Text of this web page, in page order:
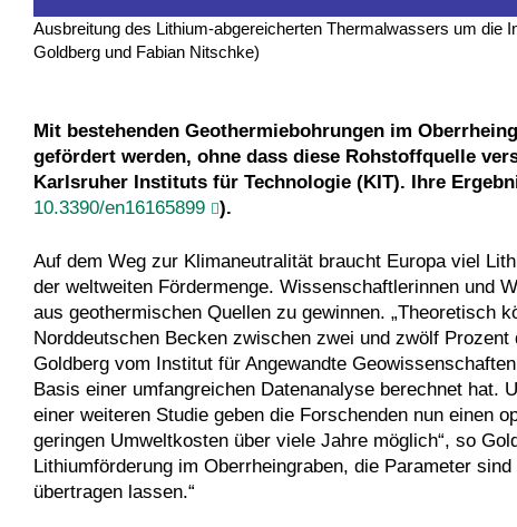
Ausbreitung des Lithium-abgereicherten Thermalwassers um die
Goldberg und Fabian Nitschke)
Mit bestehenden Geothermiebohrungen im
gefördert werden, ohne dass diese Rohstoffquelle
Karlsruher Instituts für Technologie (KIT). Ihre
10.3390/en16165899
).
Auf dem Weg zur Klimaneutralität braucht Europa viel
der weltweiten Fördermenge. Wissenschaftlerinnen und
aus geothermischen Quellen zu gewinnen. „Theoretisch
Norddeutschen Becken zwischen zwei und zwölf
Goldberg vom Institut für Angewandte
Basis einer umfangreichen Datenanalyse berechnet
einer weiteren Studie geben die Forschenden nun einen
geringen Umweltkosten über viele Jahre möglich“, so
Lithiumförderung im Oberrheingraben, die Parameter
übertragen lassen.“